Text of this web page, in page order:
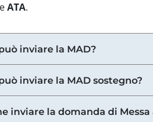
ATA.
inviare la MAD?
inviare la MAD sostegno?
inviare la domanda di Messa